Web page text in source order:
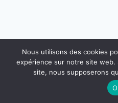
Nous utilisons des cookies
expérience sur notre site web.
site, nous supposerons